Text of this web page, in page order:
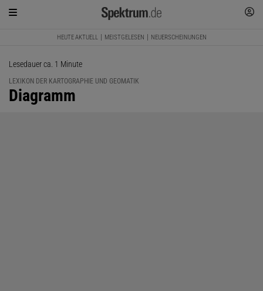
HEUTE AKTUELL MEISTGELESEN NEUERSCHEINUNGEN
Lesedauer ca. 1 Minute
LEXIKON DER KARTOGRAPHIE UND GEOMATIK
:
Diagramm